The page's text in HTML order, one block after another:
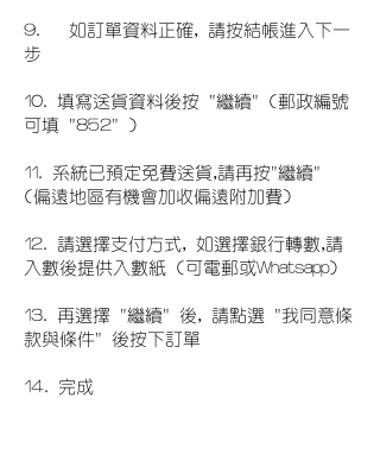
9. 如訂單資料正確, 請按結帳進入下一
步
10. 填寫送貨資料後按 "繼續" (郵政編號
可填 "852" )
11. 系統已預定免費送貨,請再按"繼續"
(偏遠地區有機會加收偏遠附加費)
12. 請選擇支付方式, 如選擇銀行轉數,請
入數後提供入數紙 (可電郵或Whatsapp)
13. 再選擇 "繼續" 後, 請點選 "我同意條
款與條件" 後按下訂單
​14. 完成